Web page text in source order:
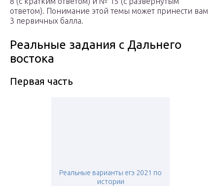
ответом). Понимание этой темы может принести вам
3 первичных балла.
Реальные задания с Дальнего
востока
Первая часть
Реальные варианты егэ 2021 по
истории